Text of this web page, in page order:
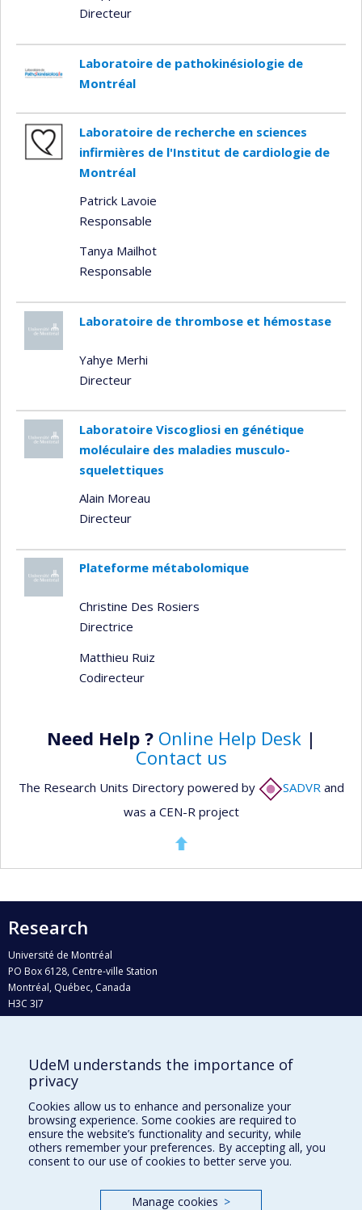
Directeur
Laboratoire de pathokinésiologie de
Montréal
Laboratoire de recherche en sciences
infirmières de l'Institut de cardiologie de
Montréal
Patrick Lavoie
Responsable
Tanya Mailhot
Responsable
Laboratoire de thrombose et hémostase
Yahye Merhi
Directeur
Laboratoire Viscogliosi en génétique
moléculaire des maladies musculo-
squelettiques
Alain Moreau
Directeur
Plateforme métabolomique
Christine Des Rosiers
Directrice
Matthieu Ruiz
Codirecteur
Need Help ? Online Help Desk |
Contact us
The Research Units Directory powered by SADVRand
was a CEN-R project
Research
Université de Montréal
PO Box 6128, Centre-ville Station
Montréal, Québec, Canada
H3C 3J7
Who does what?
Find us
Site map
Accessibility
UdeM understands the importance of
privacy
Cookies allow us to enhance and personalize your
browsing experience. Some cookies are required to
ensure the website’s functionality and security, while
others remember your preferences. By accepting all, you
consent to our use of cookies to better serve you.
Manage cookies >